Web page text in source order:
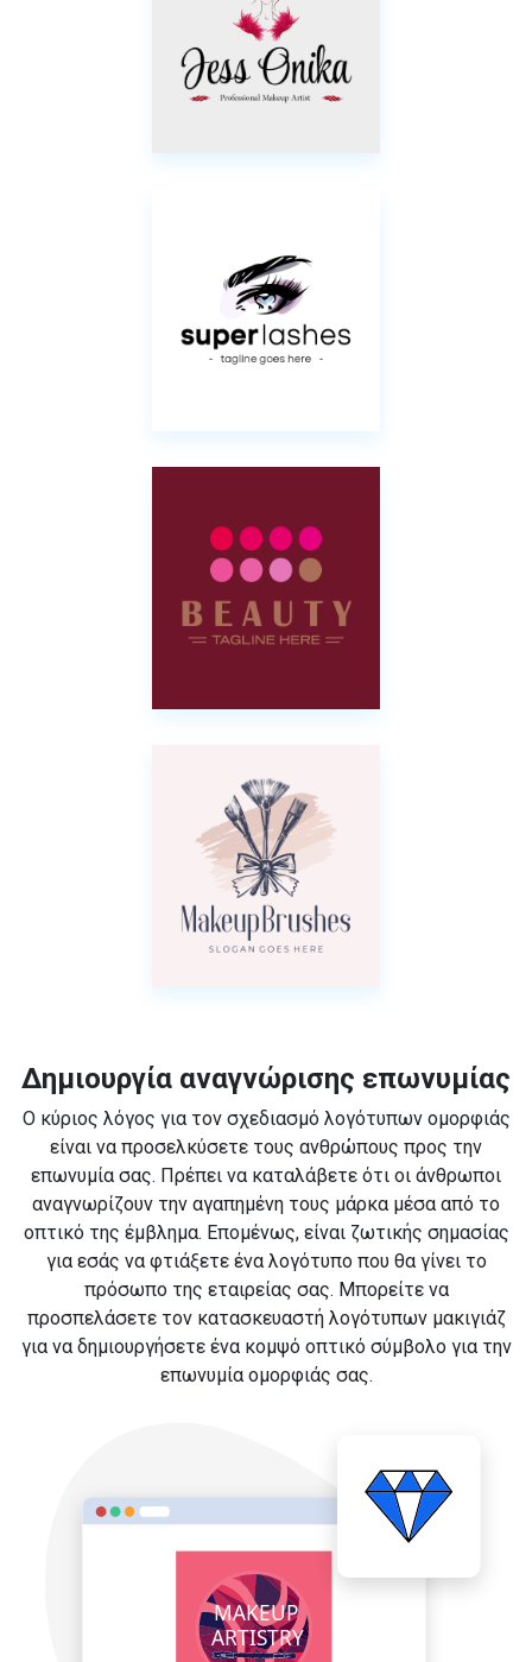
Δημιουργία αναγνώρισης επωνυμίας
Ο κύριος λόγος για τον σχεδιασμό λογότυπων ομορφιάς
είναι να προσελκύσετε τους ανθρώπους προς την
επωνυμία σας. Πρέπει να καταλάβετε ότι οι άνθρωποι
αναγνωρίζουν την αγαπημένη τους μάρκα μέσα από το
οπτικό της έμβλημα. Επομένως, είναι ζωτικής σημασίας
για εσάς να φτιάξετε ένα λογότυπο που θα γίνει το
πρόσωπο της εταιρείας σας. Μπορείτε να
προσπελάσετε τον κατασκευαστή λογότυπων μακιγιάζ
για να δημιουργήσετε ένα κομψό οπτικό σύμβολο για την
επωνυμία ομορφιάς σας.